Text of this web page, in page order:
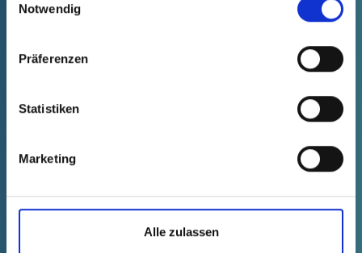
Notwendig
Präferenzen
Statistiken
Marketing
Alle zulassen
Amerika und Asien sorgt Pöppelmann für
Kundennähe mit kurzen Wegen und einer
Schutzelementen. Lokale Vertriebsteams
Kunden einen direkten Zugang zum
„Die Anforderungen in der e-Mobility
steigen die Erwartungen an Verfügbarkeit